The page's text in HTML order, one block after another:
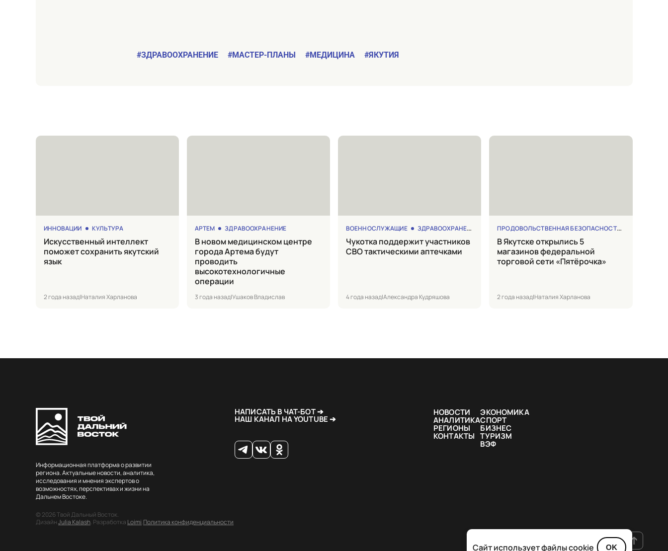
#ЗДРАВООХРАНЕНИЕ #МАСТЕР-ПЛАНЫ #МЕДИЦИНА #ЯКУТИЯ
ИННОВАЦИИ КУЛЬТУРА
Искусственный интеллект
поможет сохранить якутский
язык
2 года назад|Наталия Харланова
АРТЕМ ЗДРАВООХРАНЕНИЕ
в новом медицинском центре
города Артема будут
проводить
высокотехнологичные
операции
3 года назад|Ушаков Владислав
ВОЕННОСЛУЖАЩИЕ ЗДРАВООХРАНЕНИЕ
Чукотка поддержит участников
СВО тактическими аптечками
4 года назад|Александра Кудряшова
ПРОДОВОЛЬСТВЕННАЯ БЕЗОПАСНОСТЬ
в Якутске открылись 5
магазинов федеральной
торговой сети «Пятёрочка»
2 года назад|Наталия Харланова
Информационная платформа о развитии
региона. Актуальные новости, аналитика,
исследования и мнения экспертов о
возможностях, перспективах и жизни на
Дальнем Востоке.
НАПИСАТЬ В ЧАТ-БОТ ➔
НАШ КАНАЛ НА YOUTUBE ➔
НОВОСТИ
АНАЛИТИКА
РЕГИОНЫ
КОНТАКТЫ
ЭКОНОМИКА
СПОРТ
БИЗНЕС
ТУРИЗМ
ВЭФ
© 2026 Твой Дальный Восток.
ДизайнJulia Kalash. Разработка Loimi.Политика конфиденциальности
Сайт использует файлы cookie OK